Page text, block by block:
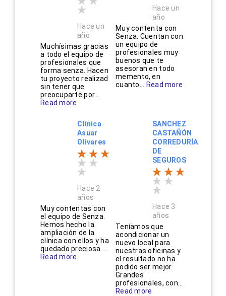
Hace un
año
Muchísimas gracias
a todo el equipo de
profesionales que
forma senza. Hacen
tu proyecto realizad
sin tener que
preocuparte por...
Read more
Hace un
año
Muy contenta con
Senza. Cuentan con
un equipo de
profesionales muy
buenos que te
asesoran en todo
memento, en
cuanto...
Read more
Clínica
Asuar
Olivares
Hace 2
años
Muy contentas con
el equipo de Senza.
Hemos hecho la
ampliación de la
clínica con ellos y ha
quedado preciosa....
Read more
SANCHEZ
CASTAÑÓN
CORREDURÍA
DE
SEGUROS
Hace 3
años
Teníamos que
acondicionar un
nuevo local para
nuestras oficinas y
el resultado no ha
podido ser mejor.
Grandes
profesionales, con...
Read more